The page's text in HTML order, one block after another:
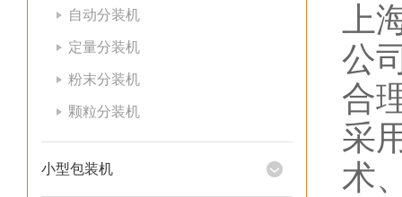
自动分装机
定量分装机
粉末分装机
颗粒分装机
小型包装机
上
公
合
采
术